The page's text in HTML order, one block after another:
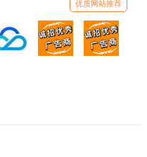
优质网站推荐
告位待售
里云
折活动、99元/年
腾讯云
优惠打折，99元/年
顶部广告位5
广告位招商_